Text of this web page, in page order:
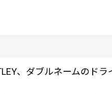
、ダブルネームのド